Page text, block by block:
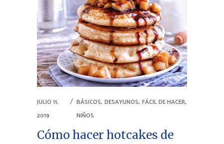
JULIO 11,
2019
BÁSICOS, DESAYUNOS, FÁCIL DE HACER,
NIÑOS
Cómo hacer hotcakes de